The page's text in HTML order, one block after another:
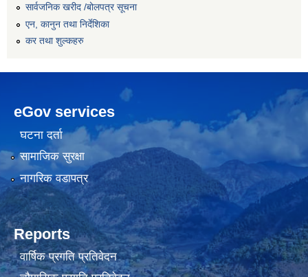
सार्वजनिक खरीद /बोलपत्र सूचना
एन, कानुन तथा निर्देशिका
कर तथा शुल्कहरु
eGov services
घटना दर्ता
सामाजिक सुरक्षा
नागरिक वडापत्र
Reports
वार्षिक प्रगति प्रतिवेदन